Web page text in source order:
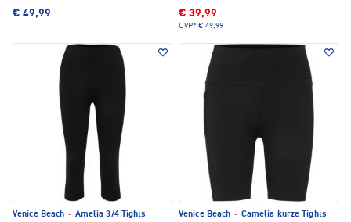
€ 49,99 € 39,99
UVP* € 49,99
Venice Beach · Amelia 3/4 Tights
Venice Beach · Camelia kurze Tights